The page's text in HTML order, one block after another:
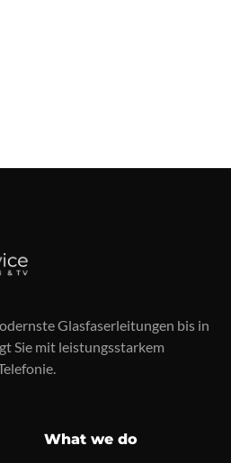
Glasfaserleitungen bis in
Sie mit leistungsstarkem
What we do